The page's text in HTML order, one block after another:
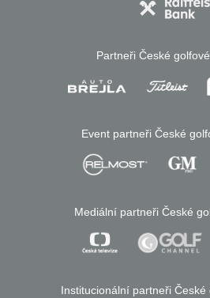
Partneři České
Event partneři České
Mediální partneři České
Institucionální partneři České